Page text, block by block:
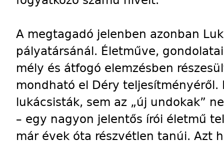
A megtagadó jelenben azonban
pályatársánál. Életműve,
mély és átfogó elemzésben
mondható el Déry teljesítményéről.
lukácsisták, sem az „új undokak”
– egy nagyon jelentős írói életmű
már évek óta részvétlen tanúi. Azt